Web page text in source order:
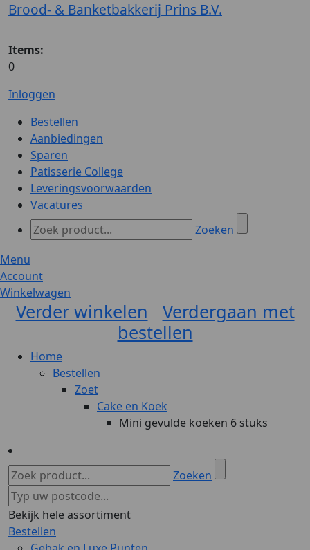
Brood- & Banketbakkerij Prins B.V.
Items:
0
Inloggen
Bestellen
Aanbiedingen
Sparen
Patisserie College
Leveringsvoorwaarden
Vacatures
Zoeken
Menu
Account
Winkelwagen
Verder winkelen
Verdergaan met
bestellen
Home
Bestellen
Zoet
Cake en Koek
Mini gevulde koeken 6 stuks
Zoeken
Bekijk hele assortiment
Bestellen